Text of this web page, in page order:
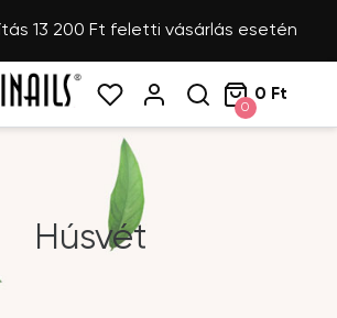
13 200 Ft feletti vásárlás esetén
0
0 Ft
Húsvét